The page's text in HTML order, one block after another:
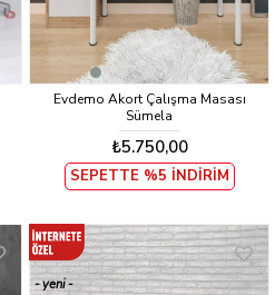
Evdemo Akort Çalışma Masası
Sümela
₺5.750,00
SEPETTE %5 İNDİRİM
yeni